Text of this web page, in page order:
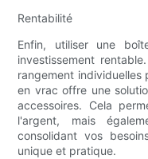
Rentabilité
Enfin, utiliser une
investissement
rangement individuelles
en vrac offre une
accessoires. Cela
l'argent, mais
consolidant vos
unique et pratique.